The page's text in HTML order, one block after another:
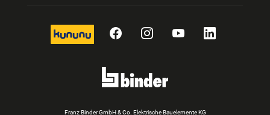
kununu FacebookInstagram
YouTubeLinkedIn
Franz Binder GmbH & Co. Elektrische Bauelemente KG